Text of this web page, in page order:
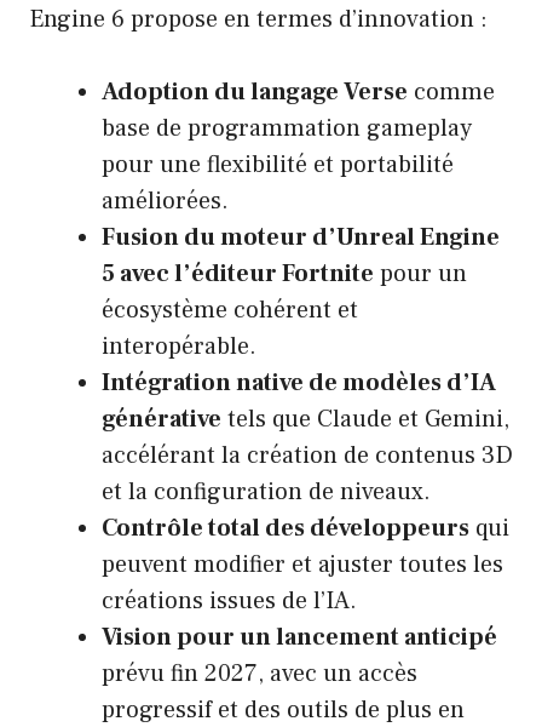
Engine 6 propose en termes d’innovation :
Adoption du langage Verse comme
base de programmation gameplay
pour une flexibilité et portabilité
améliorées.
Fusion du moteur d’Unreal Engine
5 avec l’éditeur Fortnite pour un
écosystème cohérent et
interopérable.
Intégration native de modèles d’IA
générative tels que Claude et Gemini,
accélérant la création de contenus 3D
et la configuration de niveaux.
Contrôle total des développeurs qui
peuvent modifier et ajuster toutes les
créations issues de l’IA.
Vision pour un lancement anticipé
prévu fin 2027, avec un accès
progressif et des outils de plus en